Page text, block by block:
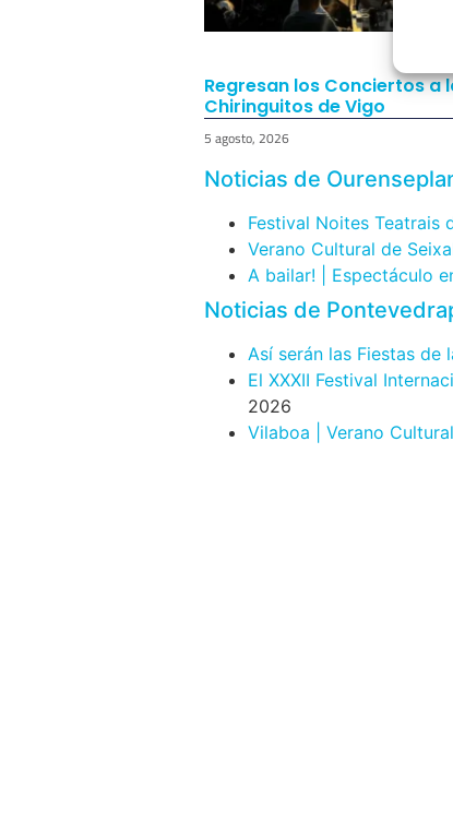
Regresan los Conciertos a
Chiringuitos de Vigo
5 agosto, 2026
Noticias de
Festival Noites Teatrais
Verano Cultural de
A bailar! | Espectáculo
Noticias de
Así serán las Fiestas de
El XXXII Festival
2026
Vilaboa | Verano